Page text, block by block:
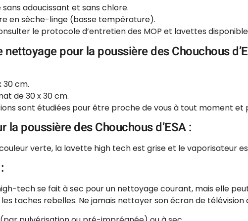
adoucissant et sans chlore.
en sèche-linge (basse température).
le protocole d’entretien des MOP et lavettes
pour la poussière des Chouchous
30 cm.
de 30 x 30 cm.
sont étudiées pour être proche de vous à tout moment et
poussière des Chouchous d’ESA :
verte, la lavette high tech est grise et le vaporisateur
tech se fait à sec pour un nettoyage courant, mais elle
taches rebelles. Ne jamais nettoyer son écran de télévision